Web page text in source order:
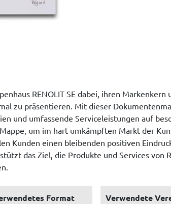
RENOLIT SE dabei, ihren
zu präsentieren. Mit dieser
und umfassende Serviceleistungen auf
Mappe, um im hart umkämpften Markt der
Kunden einen bleibenden positiven
das Ziel, die Produkte und Services von
Format Verwendete